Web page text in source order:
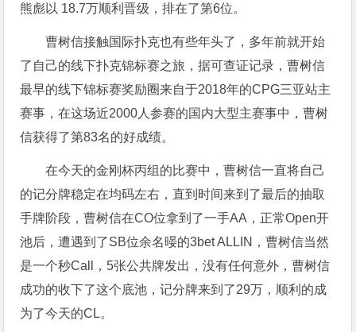
熊彪以 18.7万顺利晋级，排在了第6位。
曹树信接触国际扑克也有些年头了，多年前就开始
了自己的线下扑克锦标赛之旅，据可查证记录，曹树信
最早的线下锦标赛奖励圈来自于2018年的CPG三亚站主
赛事，在这场近2000人参赛的国内大型主赛事中，曹树
信获得了第83名的好成绩。
在今天的金刚杯丙组的比赛中，曹树信一直将自己
的记分牌稳定在均码左右，直到时间来到了最后的抽取
手牌阶段，曹树信在CO位拿到了一手AA，正常Open开
池后，遭遇到了SB位余名暥的3bet ALLIN，曹树信当然
是一个秒Call，5张公共牌发出，没有任何意外，曹树信
成功的收下了这个底池，记分牌来到了29万，顺利的成
为了今天的CL。